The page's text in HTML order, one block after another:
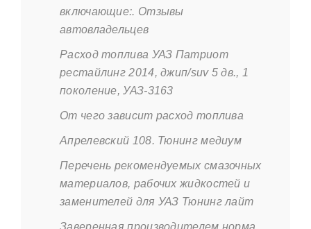
включающие:. Отзывы
автовладельцев
Расход топлива УАЗ Патриот
рестайлинг 2014, джип/suv 5 дв., 1
поколение, УАЗ-3163
От чего зависит расход топлива
Апрелевский 108. Тюнинг медиум
Перечень рекомендуемых смазочных
материалов, рабочих жидкостей и
заменителей для УАЗ Тюнинг лайт
Заверенная производителем норма